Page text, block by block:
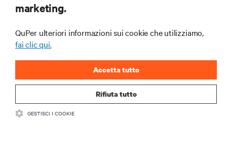
SUPPORTO
AZIENDA
CONTATTACI
marketing.
QuPer ulteriori informazioni sui cookie che utilizziamo,
fai clic qui.
Rifiuta tutto
Accetta tutto
GESTISCI I COOKIE